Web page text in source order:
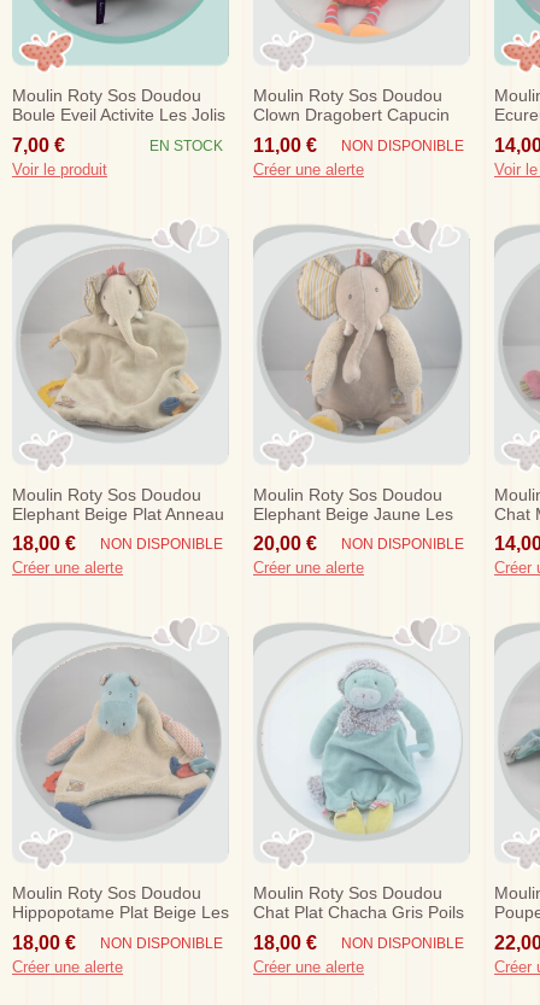
Moulin Roty Sos Doudou
Boule Eveil Activite Les Jolis
Pas Beaux
7,00 € EN STOCK
Voir le produit
Moulin Roty Sos Doudou
Clown Dragobert Capucin
Rouge Lien 20 Cm
11,00 € NON DISPONIBLE
Créer une alerte
Cm
Voir
Moulin Roty Sos Doudou
Elephant Beige Plat Anneau
De Dentition Jaune Les
Papoum
18,00 € NON DISPONIBLE
Créer une alerte
Moulin Roty Sos Doudou
Elephant Beige Jaune Les
Papoum 28 Cm
20,00 € NON DISPONIBLE
Créer une alerte
Chat
Créer
Moulin Roty Sos Doudou
Hippopotame Plat Beige Les
Papoum Dos Bleu
18,00 € NON DISPONIBLE
Créer une alerte
Moulin Roty Sos Doudou
Chat Plat Chacha Gris Poils
Vert Velours Les Pachats
18,00 € NON DISPONIBLE
Créer une alerte Créer